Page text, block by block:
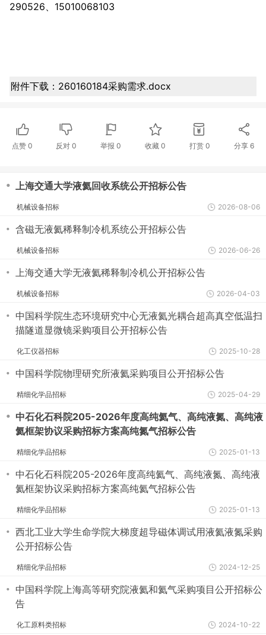
290526、15010068103
附件下载： 260160184采购需求.docx
点赞 0 反对0 举报 0 收藏 0 打赏 0 分享 6
・ 上海交通大学液氦回收系统公开招标公告
机械设备招标 2026-08-06
・ 含磁无液氦稀释制冷机系统公开招标公告
机械设备招标 2026-06-26
・ 上海交通大学无液氦稀释制冷机公开招标公告
机械设备招标 2026-04-03
・ 中国科学院生态环境研究中心无液氦光耦合超高真空低温扫
描隧道显微镜采购项目公开招标公告
化工仪器招标 2025-10-28
・ 中国科学院物理研究所液氦采购项目公开招标公告
精细化学品招标 2025-04-29
・ 中石化石科院205-2026年度高纯氦气、高纯液氮、高纯液
氦框架协议采购招标方案高纯氮气招标公告
精细化学品招标 2025-01-13
・ 中石化石科院205-2026年度高纯氦气、高纯液氮、高纯液
氦框架协议采购招标方案高纯氦气招标公告
精细化学品招标 2025-01-13
・ 西北工业大学生命学院大梯度超导磁体调试用液氦液氮采购
公开招标公告
精细化学品招标 2024-12-25
・ 中国科学院上海高等研究院液氦和氦气采购项目公开招标公
告
化工原料类招标 2024-10-22